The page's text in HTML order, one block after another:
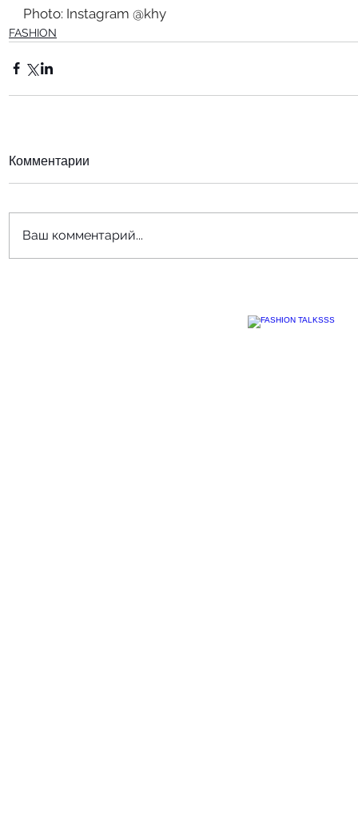
Photo: Instagram @khy
FASHION
Комментарии
Ваш комментарий...